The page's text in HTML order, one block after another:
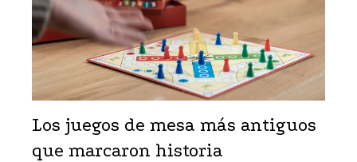
Los juegos de mesa más antiguos
que marcaron historia